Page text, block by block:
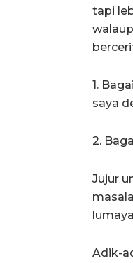
tapi
1.
saya
2.
Jujur
Adik-